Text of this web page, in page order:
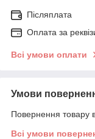
Післяплата
Оплата за
Всі умови оплати
Умови
Повернення товару
Всі умови